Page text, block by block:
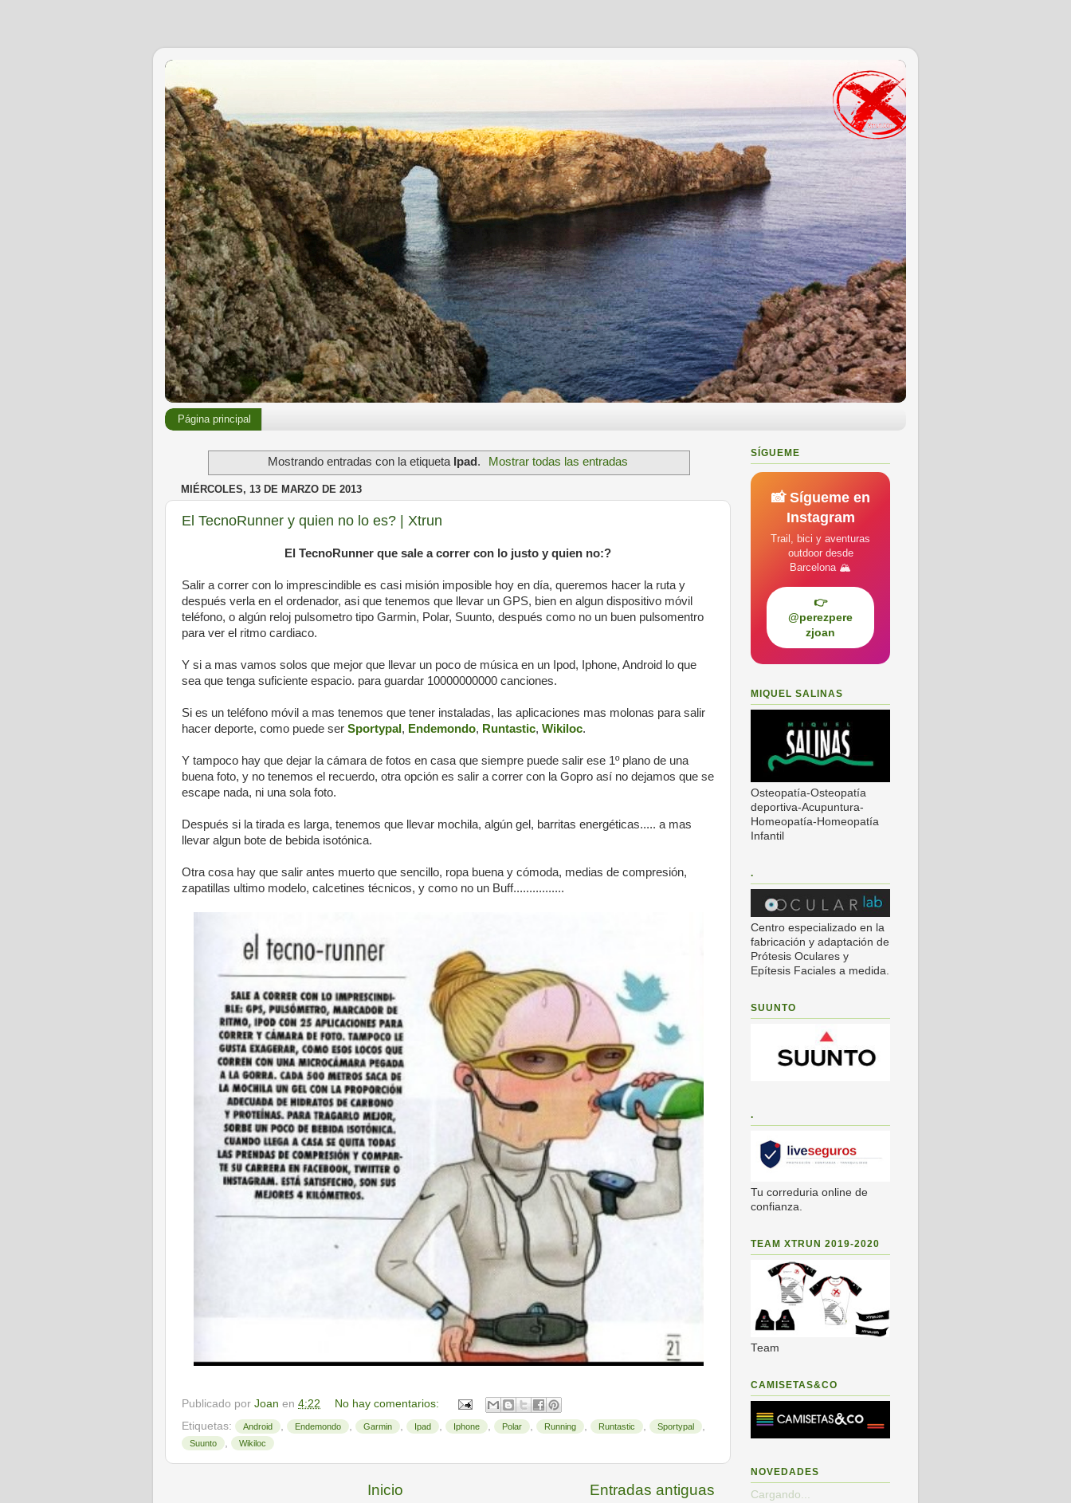
Página principal
Mostrando entradas con la etiqueta Ipad . Mostrar todas las entradas
MIÉRCOLES, 13 DE MARZO DE 2013
El TecnoRunner y quien no lo es? | Xtrun
El TecnoRunner que sale a correr con lo justo y quien no:?
Salir a correr con lo imprescindible es casi misión imposible hoy en día, queremos hacer la ruta y
después verla en el ordenador, asi que tenemos que llevar un GPS, bien en algun dispositivo móvil
teléfono, o algún reloj pulsometro tipo Garmin, Polar, Suunto, después como no un buen pulsomentro
para ver el ritmo cardiaco.
Y si a mas vamos solos que mejor que llevar un poco de música en un Ipod, Iphone, Android lo que
sea que tenga suficiente espacio. para guardar 10000000000 canciones.
Si es un teléfono móvil a mas tenemos que tener instaladas, las aplicaciones mas molonas para salir
hacer deporte, como puede ser Sportypal , Endemondo, Runtastic, Wikiloc.
Y tampoco hay que dejar la cámara de fotos en casa que siempre puede salir ese 1º plano de una
buena foto, y no tenemos el recuerdo, otra opción es salir a correr con la Gopro así no dejamos que se
escape nada, ni una sola foto.
Después si la tirada es larga, tenemos que llevar mochila, algún gel, barritas energéticas..... a mas
llevar algun bote de bebida isotónica.
Otra cosa hay que salir antes muerto que sencillo, ropa buena y cómoda, medias de compresión,
zapatillas ultimo modelo, calcetines técnicos, y como no un Buff................
Publicado por Joan en 4:22
No hay comentarios:
Etiquetas:
Android Endemondo Garmin Ipad Iphone Polar Running Runtastic Sportypal
Suunto Wikiloc
Entradas antiguas
Inicio
SÍGUEME
📸 Sígueme en
Instagram
Trail, bici y aventuras
outdoor desde
Barcelona 🏔️
👉
@perezpere
zjoan
MIQUEL SALINAS
Osteopatía-Osteopatía
deportiva-Acupuntura-
Homeopatía-Homeopatía
Infantil
.
Centro especializado en la
fabricación y adaptación de
Prótesis Oculares y
Epítesis Faciales a medida.
SUUNTO
.
Tu correduria online de
confianza.
TEAM XTRUN 2019-2020
Team
CAMISETAS&CO
NOVEDADES
Cargando...